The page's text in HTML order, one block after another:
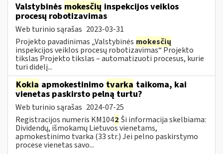
Valstybinės mokesčių inspekcijos veiklos
procesų robotizavimas
Web turinio sąrašas 2023-03-31
Projekto pavadinimas „Valstybinės mokesčių
inspekcijos veiklos procesų robotizavimas“ Projekto
tikslas Projekto tikslas – automatizuoti procesus, kurie
turi didelį...
Kokia apmokestinimo tvarka taikoma, kai
vienetas paskirsto pelną turtu?
Web turinio sąrašas 2024-07-25
Registracijos numeris KM1042 Ši informacija skelbiama:
Dividendų, išmokamų Lietuvos vienetams,
apmokestinimo tvarka (33 str.) Jei pelno paskirstymo
procese vienetas savo...